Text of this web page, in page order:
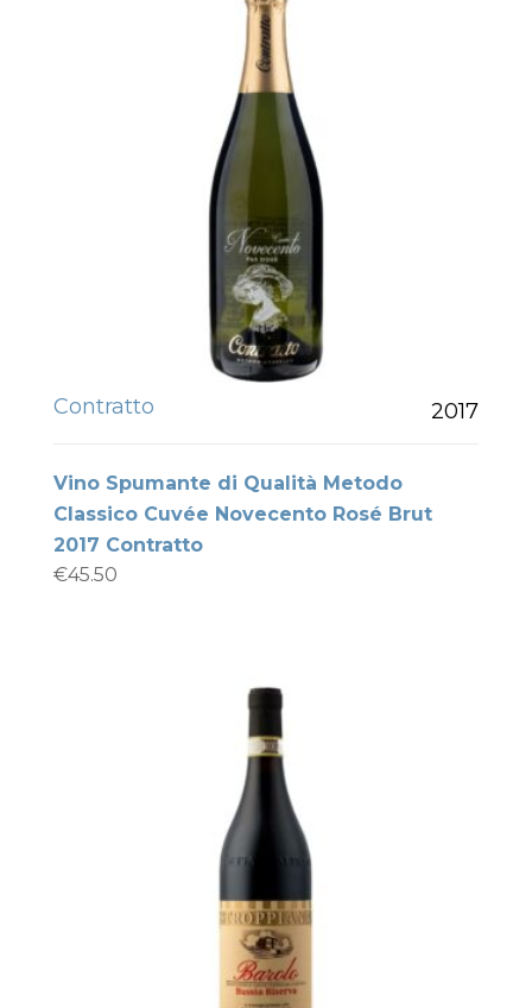
Contratto 2017
Vino Spumante di Qualità Metodo
Classico Cuvée Novecento Rosé Brut
2017 Contratto
€45.50